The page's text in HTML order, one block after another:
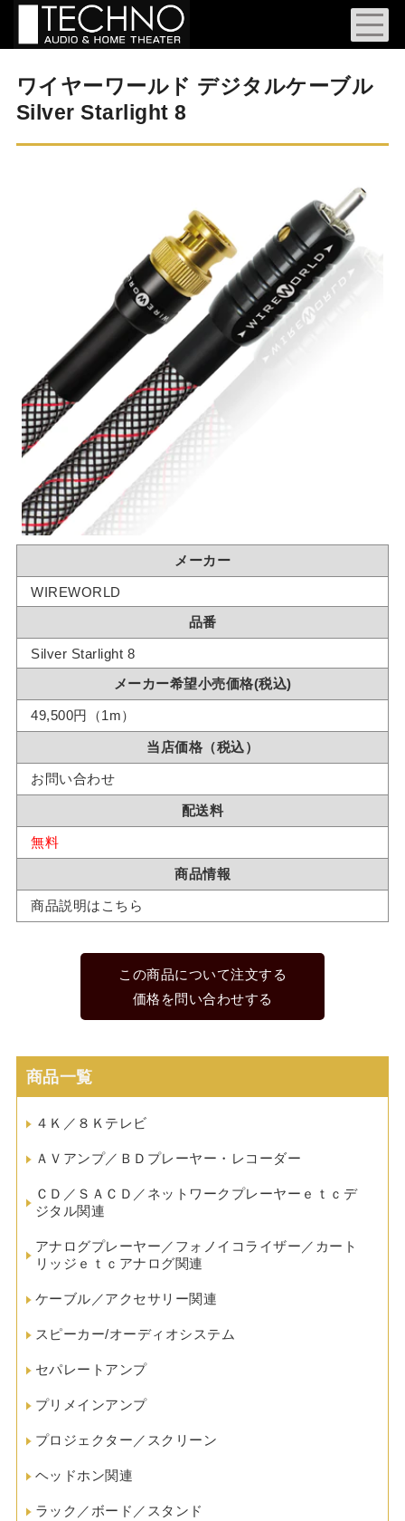
ワイヤーワールド デジタルケーブル
Silver Starlight 8
メーカー
WIREWORLD
品番
Silver Starlight 8
メーカー希望小売価格(税込)
49,500円（1m）
当店価格（税込）
お問い合わせ
配送料
無料
商品情報
商品説明はこちら
この商品について注文する
価格を問い合わせする
商品一覧
４Ｋ／８Ｋテレビ
ＡＶアンプ／ＢＤプレーヤー・レコーダー
ＣＤ／ＳＡＣＤ／ネットワークプレーヤーｅｔｃデ
ジタル関連
アナログプレーヤー／フォノイコライザー／カート
リッジｅｔｃアナログ関連
ケーブル／アクセサリー関連
スピーカー/オーディオシステム
セパレートアンプ
プリメインアンプ
プロジェクター／スクリーン
ヘッドホン関連
ラック／ボード／スタンド